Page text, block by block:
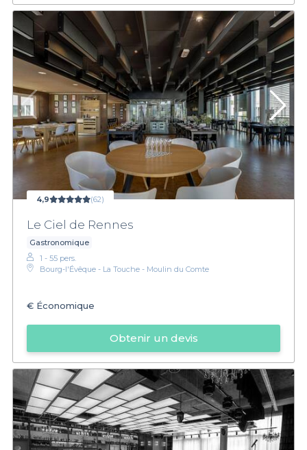
4,9 (62)
Le Ciel de Rennes
Gastronomique
1 - 55 pers.
Bourg-l'Évêque - La Touche - Moulin du Comte
€ Économique
Obtenir un devis